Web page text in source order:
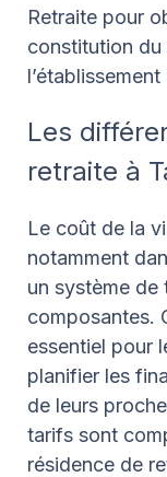
Retraite pour
constitution
Les
retraite à
Le coût de la
notamment
un système de
composantes.
essentiel pour
planifier les
de leurs
tarifs sont
résidence de